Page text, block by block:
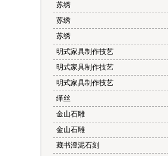
苏绣
苏绣
苏绣
明式家具制作技艺
明式家具制作技艺
明式家具制作技艺
缂丝
金山石雕
金山石雕
藏书澄泥石刻